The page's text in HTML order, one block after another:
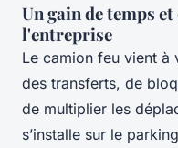
Un gain de temps
l'entreprise
Le camion feu vient à
des transferts, de
de multiplier les
s’installe sur le